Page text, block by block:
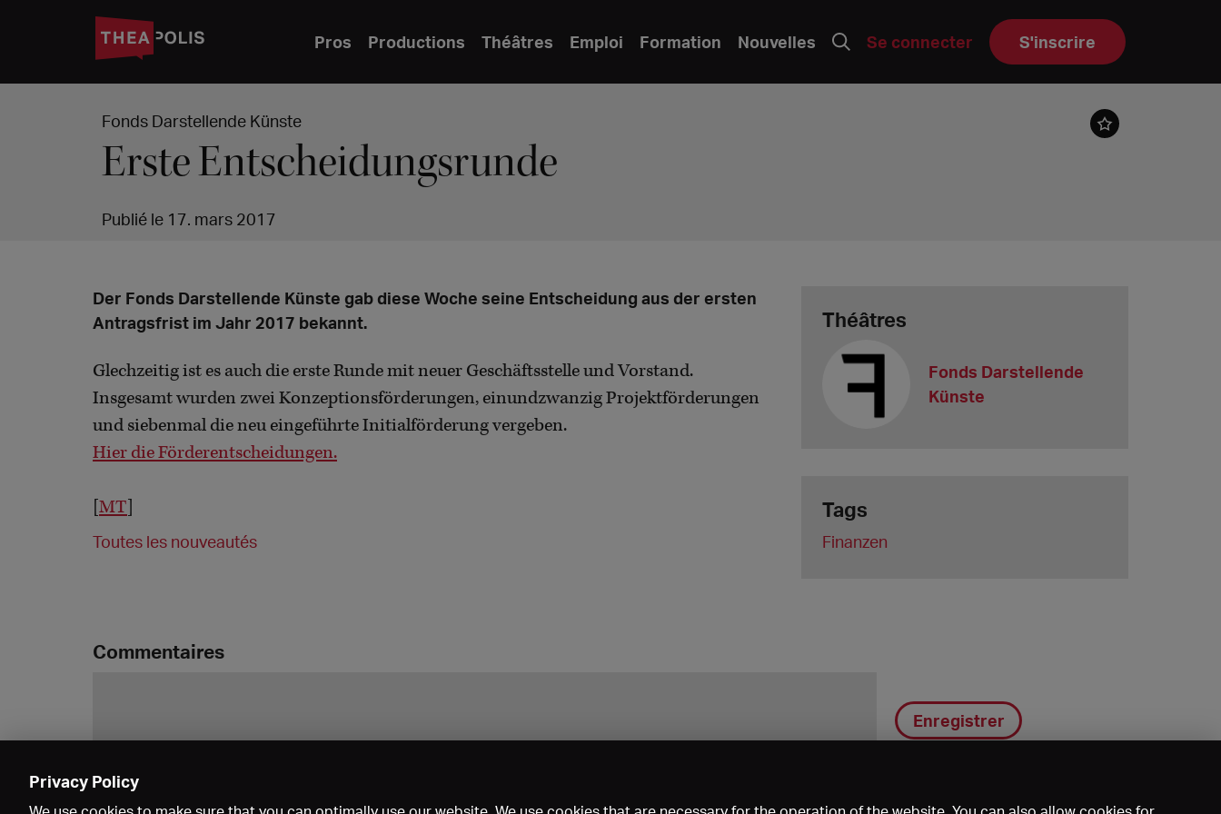
Pros Productions Théâtres Emploi Formation Nouvelles Se connecter S'inscrire
Fonds Darstellende Künste
Erste Entscheidungsrunde
Publié le 17. mars 2017
Der Fonds Darstellende Künste gab diese Woche seine Entscheidung aus der ersten
Antragsfrist im Jahr 2017 bekannt.
Glechzeitig ist es auch die erste Runde mit neuer Geschäftsstelle und Vorstand.
Insgesamt wurden zwei Konzeptionsförderungen, einundzwanzig Projektförderungen
und siebenmal die neu eingeführte Initialförderung vergeben.
Hier die Förderentscheidungen.
MT
Toutes les nouveautés
Théâtres
Fonds Darstellende
Künste
Tags
Finanzen
Commentaires
Enregistrer
Privacy Policy